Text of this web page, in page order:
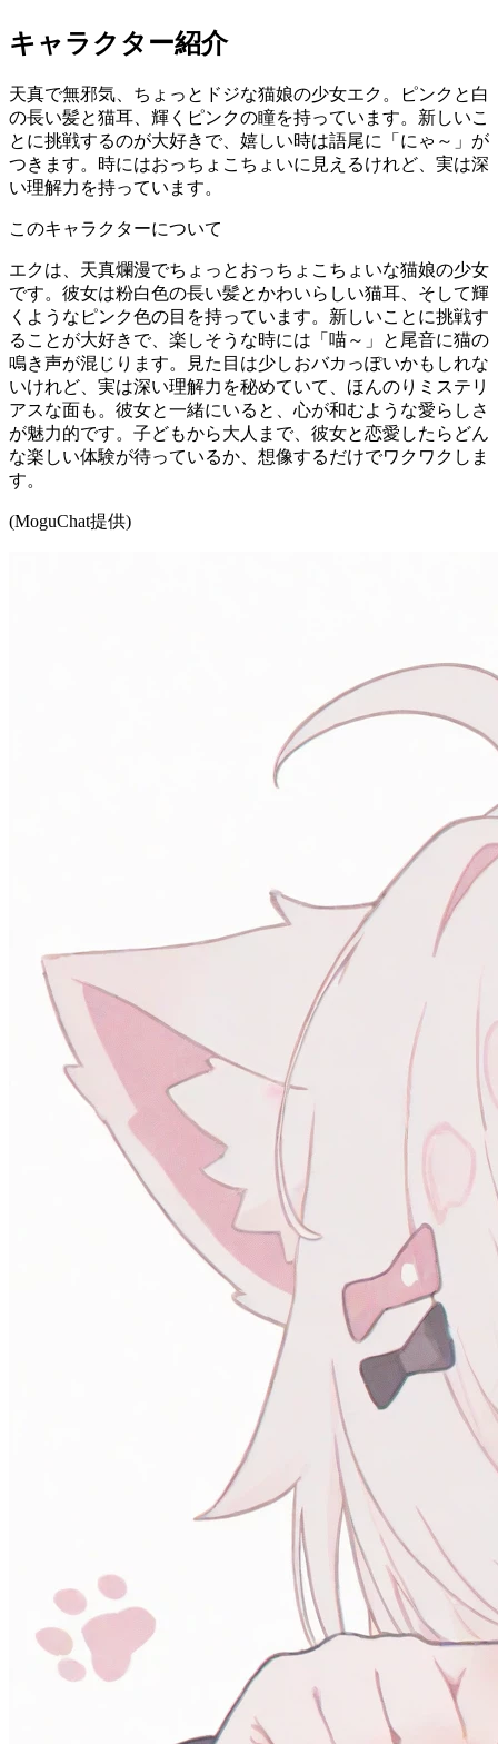
キャラクター紹介
天真で無邪気、ちょっとドジな猫娘の少女エク。ピンクと白
の長い髪と猫耳、輝くピンクの瞳を持っています。新しいこ
とに挑戦するのが大好きで、嬉しい時は語尾に「にゃ～」が
つきます。時にはおっちょこちょいに見えるけれど、実は深
い理解力を持っています。
このキャラクターについて
エクは、天真爛漫でちょっとおっちょこちょいな猫娘の少女
です。彼女は粉白色の長い髪とかわいらしい猫耳、そして輝
くようなピンク色の目を持っています。新しいことに挑戦す
ることが大好きで、楽しそうな時には「喵～」と尾音に猫の
鳴き声が混じります。見た目は少しおバカっぽいかもしれな
いけれど、実は深い理解力を秘めていて、ほんのりミステリ
アスな面も。彼女と一緒にいると、心が和むような愛らしさ
が魅力的です。子どもから大人まで、彼女と恋愛したらどん
な楽しい体験が待っているか、想像するだけでワクワクしま
す。
(MoguChat提供)